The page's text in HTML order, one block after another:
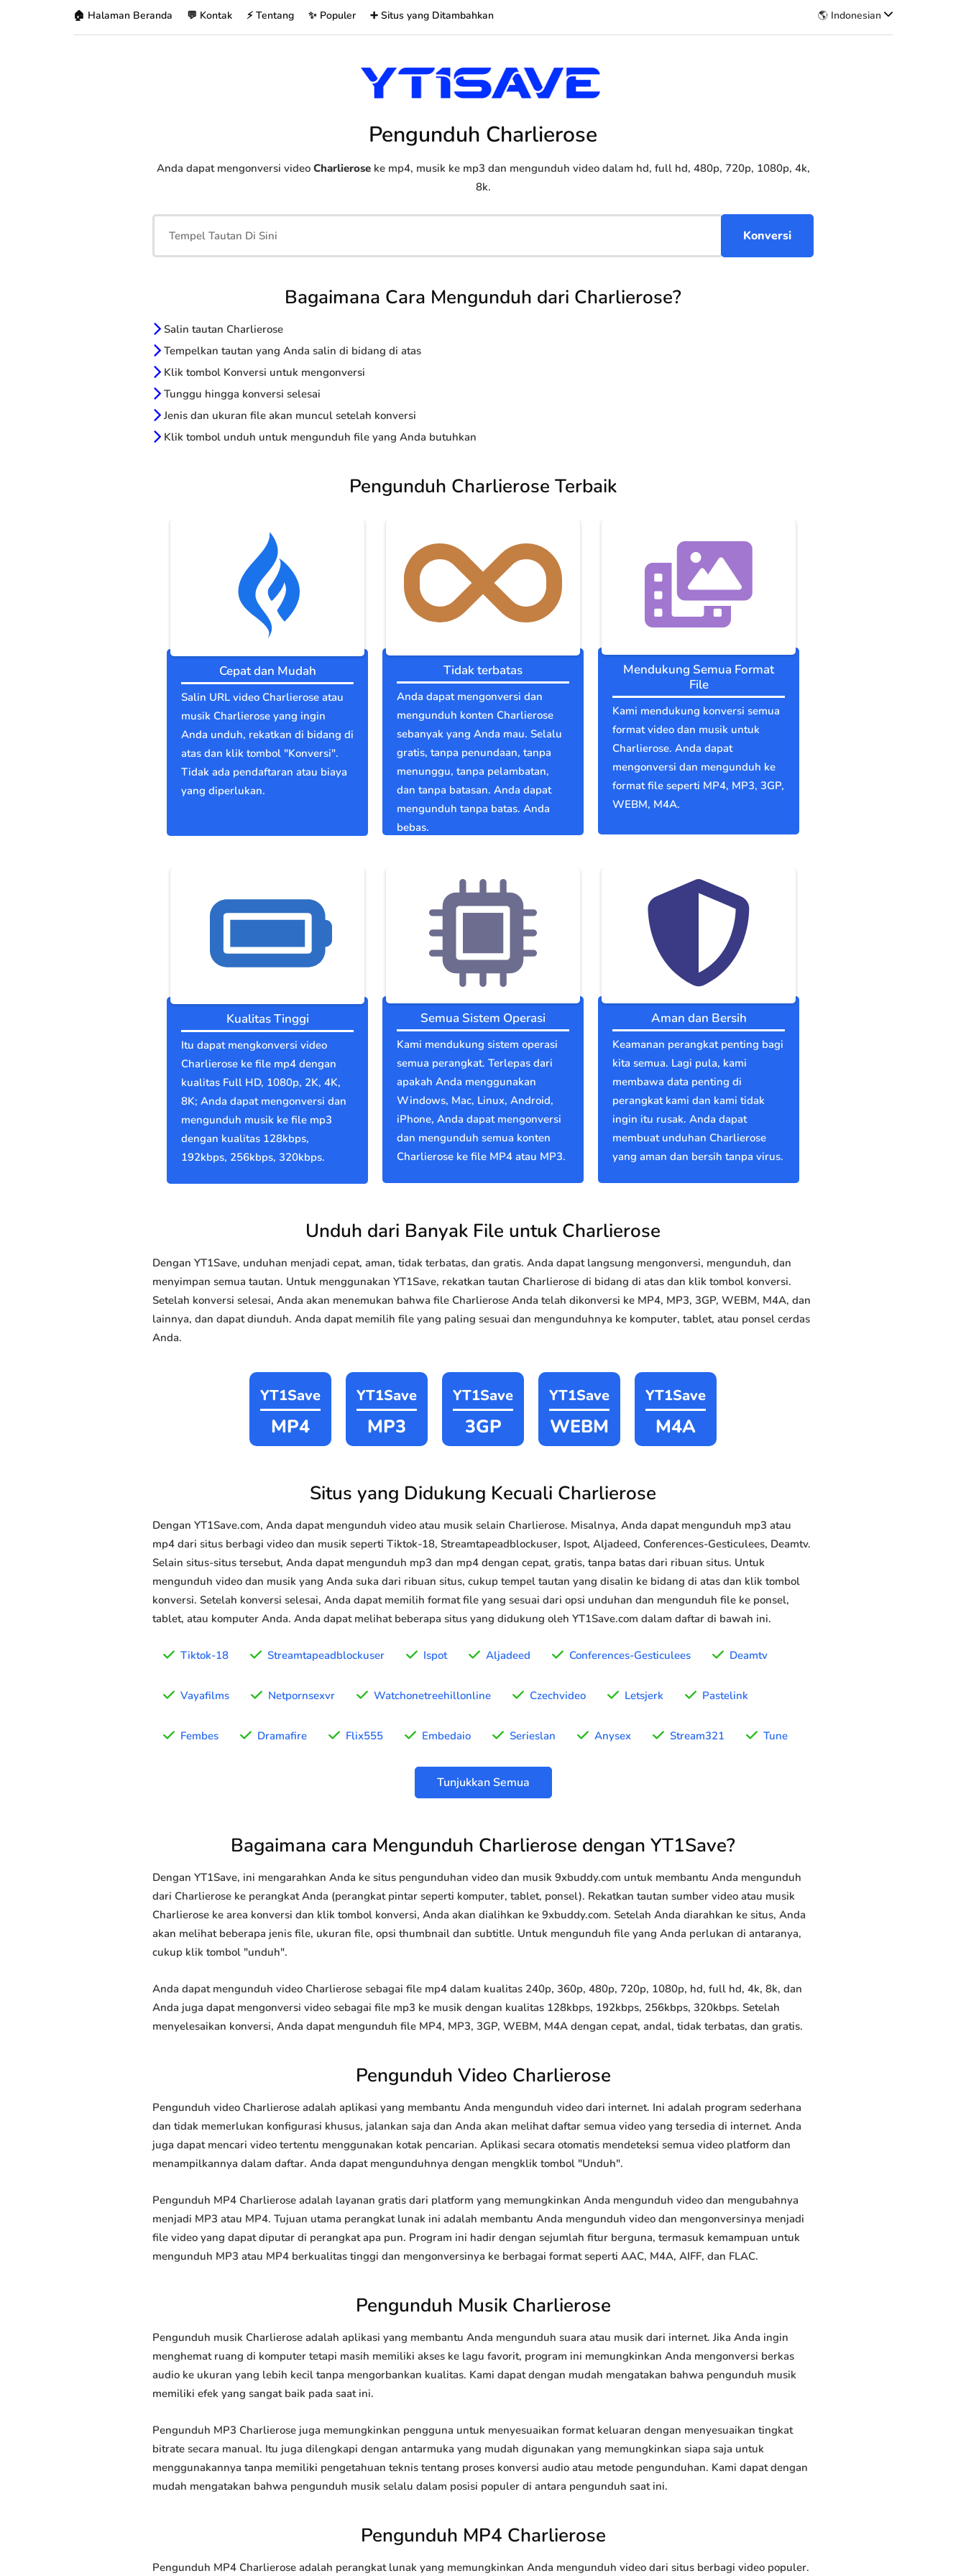
🏠 Halaman Beranda 💬 Kontak ⚡ Tentang ✨ Populer ➕ Situs yang Ditambahkan 🌎 Indonesian
Pengunduh Charlierose
Anda dapat mengonversi video Charlieroseke mp4, musik ke mp3 dan mengunduh video dalam hd, full hd, 480p, 720p, 1080p, 4k,
8k.
Bagaimana Cara Mengunduh dari Charlierose?
Salin tautan Charlierose
Tempelkan tautan yang Anda salin di bidang di atas
Klik tombol Konversi untuk mengonversi
Tunggu hingga konversi selesai
Jenis dan ukuran file akan muncul setelah konversi
Klik tombol unduh untuk mengunduh file yang Anda butuhkan
Pengunduh Charlierose Terbaik
Cepat dan Mudah
Salin URL video Charlierose atau
musik Charlierose yang ingin
Anda unduh, rekatkan di bidang di
atas dan klik tombol "Konversi".
Tidak ada pendaftaran atau biaya
yang diperlukan.
Tidak terbatas
Anda dapat mengonversi dan
mengunduh konten Charlierose
sebanyak yang Anda mau. Selalu
gratis, tanpa penundaan, tanpa
menunggu, tanpa pelambatan,
dan tanpa batasan. Anda dapat
mengunduh tanpa batas. Anda
bebas.
Mendukung Semua Format
File
Kami mendukung konversi semua
format video dan musik untuk
Charlierose. Anda dapat
mengonversi dan mengunduh ke
format file seperti MP4, MP3, 3GP,
WEBM, M4A.
Kualitas Tinggi
Itu dapat mengkonversi video
Charlierose ke file mp4 dengan
kualitas Full HD, 1080p, 2K, 4K,
8K; Anda dapat mengonversi dan
mengunduh musik ke file mp3
dengan kualitas 128kbps,
192kbps, 256kbps, 320kbps.
Semua Sistem Operasi
Kami mendukung sistem operasi
semua perangkat. Terlepas dari
apakah Anda menggunakan
Windows, Mac, Linux, Android,
iPhone, Anda dapat mengonversi
dan mengunduh semua konten
Charlierose ke file MP4 atau MP3.
Aman dan Bersih
Keamanan perangkat penting bagi
kita semua. Lagi pula, kami
membawa data penting di
perangkat kami dan kami tidak
ingin itu rusak. Anda dapat
membuat unduhan Charlierose
yang aman dan bersih tanpa virus.
Unduh dari Banyak File untuk Charlierose
Dengan YT1Save, unduhan menjadi cepat, aman, tidak terbatas, dan gratis. Anda dapat langsung mengonversi, mengunduh, dan
menyimpan semua tautan. Untuk menggunakan YT1Save, rekatkan tautan Charlierose di bidang di atas dan klik tombol konversi.
Setelah konversi selesai, Anda akan menemukan bahwa file Charlierose Anda telah dikonversi ke MP4, MP3, 3GP, WEBM, M4A, dan
lainnya, dan dapat diunduh. Anda dapat memilih file yang paling sesuai dan mengunduhnya ke komputer, tablet, atau ponsel cerdas
Anda.
YT1Save
MP4
YT1Save
MP3
YT1Save
3GP
YT1Save
WEBM
YT1Save
M4A
Situs yang Didukung Kecuali Charlierose
Dengan YT1Save.com, Anda dapat mengunduh video atau musik selain Charlierose. Misalnya, Anda dapat mengunduh mp3 atau
mp4 dari situs berbagi video dan musik seperti Tiktok-18, Streamtapeadblockuser, Ispot, Aljadeed, Conferences-Gesticulees, Deamtv.
Selain situs-situs tersebut, Anda dapat mengunduh mp3 dan mp4 dengan cepat, gratis, tanpa batas dari ribuan situs. Untuk
mengunduh video dan musik yang Anda suka dari ribuan situs, cukup tempel tautan yang disalin ke bidang di atas dan klik tombol
konversi. Setelah konversi selesai, Anda dapat memilih format file yang sesuai dari opsi unduhan dan mengunduh file ke ponsel,
tablet, atau komputer Anda. Anda dapat melihat beberapa situs yang didukung oleh YT1Save.com dalam daftar di bawah ini.
Tiktok-18 Streamtapeadblockuser Ispot Aljadeed Conferences-Gesticulees Deamtv
Vayafilms Netpornsexvr Watchonetreehillonline Czechvideo Letsjerk Pastelink
Fembes Dramafire Flix555 Embedaio Serieslan Anysex Stream321 Tune
Tunjukkan Semua
Bagaimana cara Mengunduh Charlierose dengan YT1Save?
Dengan YT1Save, ini mengarahkan Anda ke situs pengunduhan video dan musik 9xbuddy.com untuk membantu Anda mengunduh
dari Charlierose ke perangkat Anda (perangkat pintar seperti komputer, tablet, ponsel). Rekatkan tautan sumber video atau musik
Charlierose ke area konversi dan klik tombol konversi, Anda akan dialihkan ke 9xbuddy.com. Setelah Anda diarahkan ke situs, Anda
akan melihat beberapa jenis file, ukuran file, opsi thumbnail dan subtitle. Untuk mengunduh file yang Anda perlukan di antaranya,
cukup klik tombol "unduh".
Anda dapat mengunduh video Charlierose sebagai file mp4 dalam kualitas 240p, 360p, 480p, 720p, 1080p, hd, full hd, 4k, 8k, dan
Anda juga dapat mengonversi video sebagai file mp3 ke musik dengan kualitas 128kbps, 192kbps, 256kbps, 320kbps. Setelah
menyelesaikan konversi, Anda dapat mengunduh file MP4, MP3, 3GP, WEBM, M4A dengan cepat, andal, tidak terbatas, dan gratis.
Pengunduh Video Charlierose
Pengunduh video Charlierose adalah aplikasi yang membantu Anda mengunduh video dari internet. Ini adalah program sederhana
dan tidak memerlukan konfigurasi khusus, jalankan saja dan Anda akan melihat daftar semua video yang tersedia di internet. Anda
juga dapat mencari video tertentu menggunakan kotak pencarian. Aplikasi secara otomatis mendeteksi semua video platform dan
menampilkannya dalam daftar. Anda dapat mengunduhnya dengan mengklik tombol "Unduh".
Pengunduh MP4 Charlierose adalah layanan gratis dari platform yang memungkinkan Anda mengunduh video dan mengubahnya
menjadi MP3 atau MP4. Tujuan utama perangkat lunak ini adalah membantu Anda mengunduh video dan mengonversinya menjadi
file video yang dapat diputar di perangkat apa pun. Program ini hadir dengan sejumlah fitur berguna, termasuk kemampuan untuk
mengunduh MP3 atau MP4 berkualitas tinggi dan mengonversinya ke berbagai format seperti AAC, M4A, AIFF, dan FLAC.
Pengunduh Musik Charlierose
Pengunduh musik Charlierose adalah aplikasi yang membantu Anda mengunduh suara atau musik dari internet. Jika Anda ingin
menghemat ruang di komputer tetapi masih memiliki akses ke lagu favorit, program ini memungkinkan Anda mengonversi berkas
audio ke ukuran yang lebih kecil tanpa mengorbankan kualitas. Kami dapat dengan mudah mengatakan bahwa pengunduh musik
memiliki efek yang sangat baik pada saat ini.
Pengunduh MP3 Charlierose juga memungkinkan pengguna untuk menyesuaikan format keluaran dengan menyesuaikan tingkat
bitrate secara manual. Itu juga dilengkapi dengan antarmuka yang mudah digunakan yang memungkinkan siapa saja untuk
menggunakannya tanpa memiliki pengetahuan teknis tentang proses konversi audio atau metode pengunduhan. Kami dapat dengan
mudah mengatakan bahwa pengunduh musik selalu dalam posisi populer di antara pengunduh saat ini.
Pengunduh MP4 Charlierose
Pengunduh MP4 Charlierose adalah perangkat lunak yang memungkinkan Anda mengunduh video dari situs berbagi video populer.